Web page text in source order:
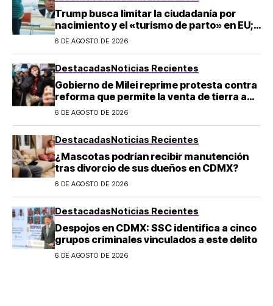
Trump busca limitar la ciudadanía por
nacimiento y el «turismo de parto» en EU;
¿a quién afecta?
6 DE AGOSTO DE 2026
DestacadasNoticias Recientes
Gobierno de Milei reprime protesta contra
reforma que permite la venta de tierra a
extranjeros en Argentina
6 DE AGOSTO DE 2026
DestacadasNoticias Recientes
¿Mascotas podrían recibir manutención
tras divorcio de sus dueños en CDMX?
6 DE AGOSTO DE 2026
DestacadasNoticias Recientes
Despojos en CDMX: SSC identifica a cinco
grupos criminales vinculados a este delito
6 DE AGOSTO DE 2026